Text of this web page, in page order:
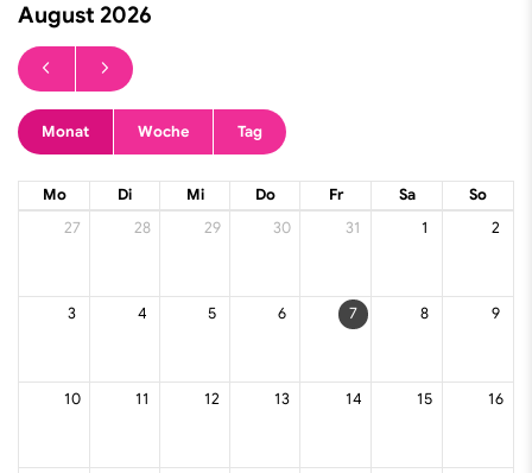
August 2026
Monat Woche Tag
Mo Di Mi Do Fr Sa
So
27
28 29 30 31 1 2
3 4 5 6 7 8 9
10 11 12 13 14 15 16
Finde deinen Sport